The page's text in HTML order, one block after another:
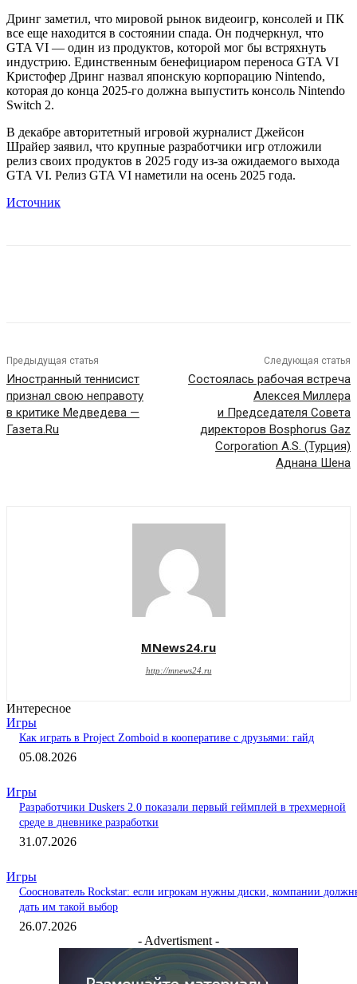
Дринг заметил, что мировой рынок видеоигр, консолей и ПК
все еще находится в состоянии спада. Он подчеркнул, что
GTA VI — один из продуктов, которой мог бы встряхнуть
индустрию. Единственным бенефициаром переноса GTA VI
Кристофер Дринг назвал японскую корпорацию Nintendo,
которая до конца 2025-го должна выпустить консоль Nintendo
Switch 2.
В декабре авторитетный игровой журналист Джейсон
Шрайер заявил, что крупные разработчики игр отложили
релиз своих продуктов в 2025 году из-за ожидаемого выхода
GTA VI. Релиз GTA VI наметили на осень 2025 года.
Источник
Предыдущая статья
Иностранный теннисист
признал свою неправоту
в критике Медведева —
Газета.Ru
Следующая статья
Состоялась рабочая встреча
Алексея Миллера
и Председателя Совета
директоров Bosphorus Gaz
Corporation A.S. (Турция)
Аднана Шена
MNews24.ru
http://mnews24.ru
Интересное
Игры
Как играть в Project Zomboid в кооперативе с друзьями: гайд
05.08.2026
Игры
Разработчики Duskers 2.0 показали первый геймплей в трехмерной
среде в дневнике разработки
31.07.2026
Игры
Сооснователь Rockstar: если игрокам нужны диски, компании
дать им такой выбор
26.07.2026
- Advertisment -